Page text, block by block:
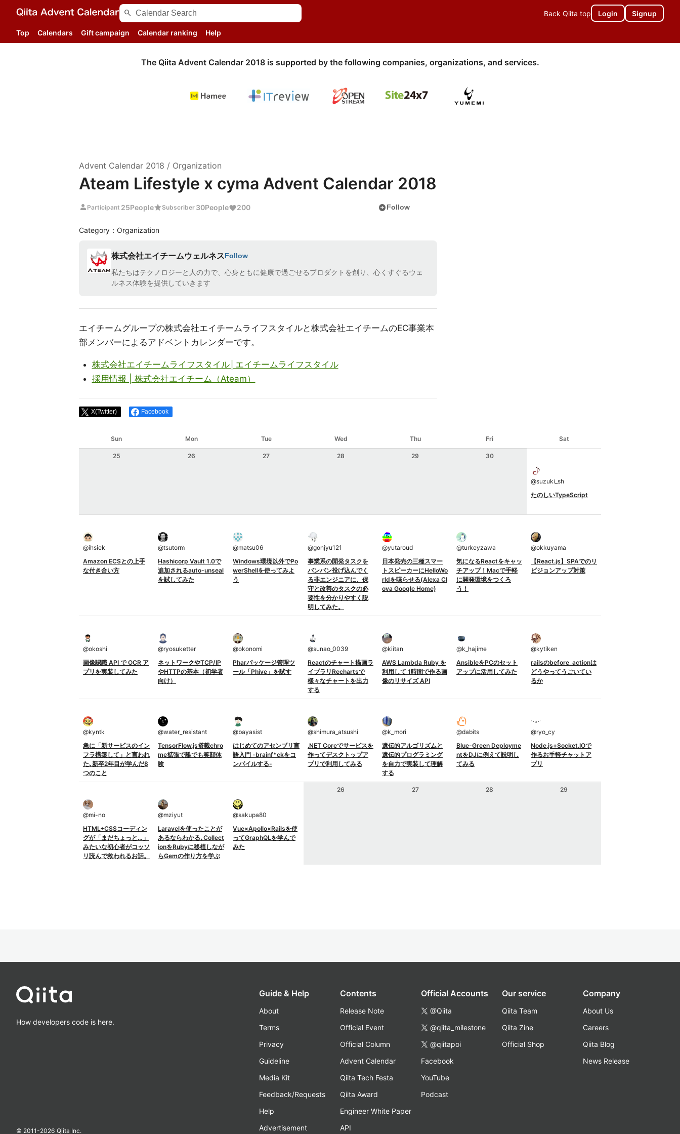
search Back Qiita top Login Signup
Top Calendars Gift campaign Calendar ranking Help
The Qiita Advent Calendar 2018 is supported by the following companies, organizations, and services.
Advent Calendar 2018 / Organization
Ateam Lifestyle x cyma Advent Calendar 2018
person Participant 25PeoplestarSubscriber 30People 200 add_circleFollow
Category：Organization
株式会社エイチームウェルネスFollow
私たちはテクノロジーと人の力で、心身ともに健康で過ごせるプロダクトを創り、心くすぐるウェ
ルネス体験を提供していきます
エイチームグループの株式会社エイチームライフスタイルと株式会社エイチームのEC事業本
部メンバーによるアドベントカレンダーです。
株式会社エイチームライフスタイル│エイチームライフスタイル
採用情報 | 株式会社エイチーム（Ateam）
X(Twitter) Facebook
Sun Mon Tue Wed Thu Fri Sat
25 26 27 28 29 30
@suzuki_sh
たのしいTypeScript
@ihsiek
Amazon ECSとの上手
な付き合い方
@tsutorm
Hashicorp Vault 1.0で
追加されるauto-unseal
を試してみた
@matsu06
Windows環境以外でPo
werShellを使ってみよ
う
@gonjyu121
事業系の開発タスクを
バンバン投げ込んでく
る非エンジニアに、保
守と改善のタスクの必
要性を分かりやすく説
明してみた。
@yutaroud
日本発売の三種スマー
トスピーカーにHelloWo
rldを喋らせる(Alexa Cl
ova Google Home)
@turkeyzawa
気になるReactをキャッ
チアップ！Macで手軽
に開発環境をつくろ
う！
@okkuyama
【React.js】SPAでのリ
ビジョンアップ対策
@okoshi
画像認識 API で OCR ア
プリを実装してみた
@ryosuketter
ネットワークやTCP/IP
やHTTPの基本（初学者
向け）
@okonomi
Pharパッケージ管理ツ
ール「Phive」を試す
@sunao_0039
Reactのチャート描画ラ
イブラリRechartsで
様々なチャートを出力
する
@kiitan
AWS Lambda Ruby を
利用して 1時間で作る画
像のリサイズ API
@k_hajime
AnsibleをPCのセット
アップに活用してみた
@kytiken
railsのbefore_actionは
どうやってうごいてい
るか
@kyntk
急に「新サービスのイン
フラ構築して」と言われ
た､新卒2年目が学んだ8
つのこと
@water_resistant
TensorFlow.js搭載chro
me拡張で誰でも笑顔体
験
@bayasist
はじめてのアセンブリ言
語入門 -brainf*ckをコ
ンパイルする-
@shimura_atsushi
.NET Coreでサービスを
作ってデスクトップア
プリで利用してみる
@k_mori
遺伝的アルゴリズムと
遺伝的プログラミング
を自力で実装して理解
する
@dabits
Blue-Green Deployme
ntをDJに例えて説明し
てみる
@ryo_cy
Node.js+Socket.IOで
作るお手軽チャットア
プリ
@mi-no
HTML+CSSコーディン
グが「まだちょっと…」
みたいな初心者がコッソ
リ読んで救われるお話。
@mziyut
Laravelを使ったことが
あるならわかる､Collect
ionをRubyに移植しなが
らGemの作り方を学ぶ
@sakupa80
Vue×Apollo×Railsを使
ってGraphQLを学んで
みた
26 27 28 29
How developers code is here.
© 2011-2026 Qiita Inc.
Guide & Help
About
Terms
Privacy
Guideline
Media Kit
Feedback/Requests
Help
Advertisement
Contents
Release Note
Official Event
Official Column
Advent Calendar
Qiita Tech Festa
Qiita Award
Engineer White Paper
API
Official Accounts
@Qiita
@qiita_milestone
@qiitapoi
Facebook
YouTube
Podcast
Our service
Qiita Team
Qiita Zine
Official Shop
Company
About Us
Careers
Qiita Blog
News Release